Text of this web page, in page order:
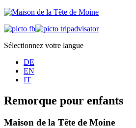
Sélectionnez votre langue
DE
EN
IT
Remorque pour enfants
Maison de la Tête de Moine